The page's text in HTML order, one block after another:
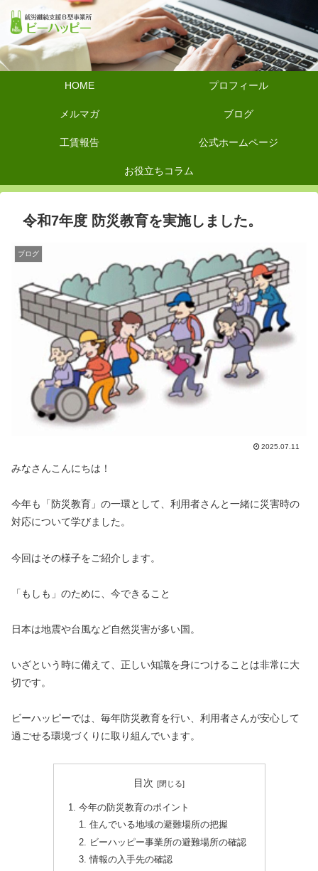
HOME プロフィール
メルマガ ブログ
工賃報告 公式ホームページ
お役立ちコラム
令和7年度 防災教育を実施しました。
ブログ
2025.07.11
みなさんこんにちは！
今年も「防災教育」の一環として、利用者さんと一緒に災害時の
対応について学びました。
今回はその様子をご紹介します。
「もしも」のために、今できること
日本は地震や台風など自然災害が多い国。
いざという時に備えて、正しい知識を身につけることは非常に大
切です。
ビーハッピーでは、毎年防災教育を行い、利用者さんが安心して
過ごせる環境づくりに取り組んでいます。
目次
今年の防災教育のポイント
住んでいる地域の避難場所の把握
ビーハッピー事業所の避難場所の確認
情報の入手先の確認